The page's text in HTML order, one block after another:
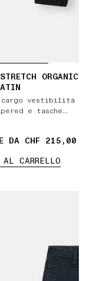
ORGANIC
cargo vestibilità
e tasche
DA CHF 215,00
CARRELLO